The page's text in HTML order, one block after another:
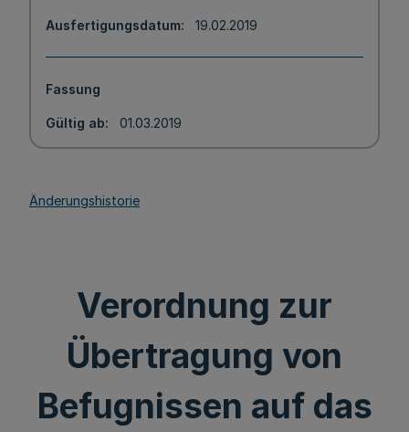
Ausfertigungsdatum 19.02.2019
Fassung
Gültig ab 01.03.2019
Änderungshistorie
Verordnung zur
Übertragung von
Befugnissen auf das